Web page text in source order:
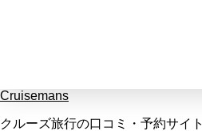
Cruisemans
クルーズ旅行の口コミ・予約サイト